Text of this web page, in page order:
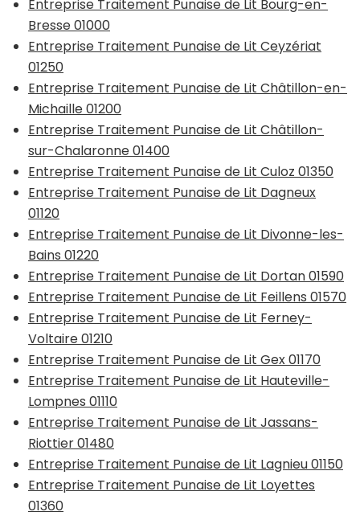
Entreprise Traitement Punaise de Lit Bourg-en-
Bresse 01000
Entreprise Traitement Punaise de Lit Ceyzériat
01250
Entreprise Traitement Punaise de Lit Châtillon-en-
Michaille 01200
Entreprise Traitement Punaise de Lit Châtillon-
sur-Chalaronne 01400
Entreprise Traitement Punaise de Lit Culoz 01350
Entreprise Traitement Punaise de Lit Dagneux
01120
Entreprise Traitement Punaise de Lit Divonne-les-
Bains 01220
Entreprise Traitement Punaise de Lit Dortan 01590
Entreprise Traitement Punaise de Lit Feillens 01570
Entreprise Traitement Punaise de Lit Ferney-
Voltaire 01210
Entreprise Traitement Punaise de Lit Gex 01170
Entreprise Traitement Punaise de Lit Hauteville-
Lompnes 01110
Entreprise Traitement Punaise de Lit Jassans-
Riottier 01480
Entreprise Traitement Punaise de Lit Lagnieu 01150
Entreprise Traitement Punaise de Lit Loyettes
01360